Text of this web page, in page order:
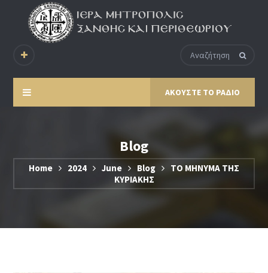
ΑΚΟΥΣΤΕ ΤΟ ΡΑΔΙΟ
Blog
Home 2024 June Blog
ΤΟ ΜΗΝΥΜΑ ΤΗΣ
ΚΥΡΙΑΚΗΣ